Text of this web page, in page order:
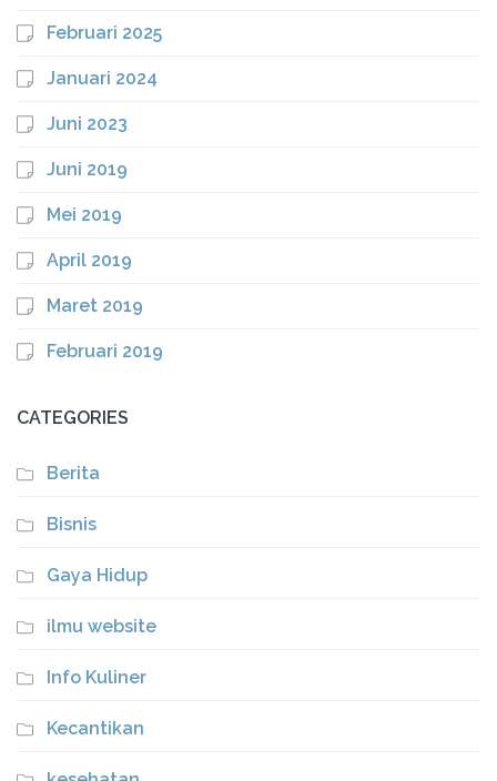
Februari 2025
Januari 2024
Juni 2023
Juni 2019
Mei 2019
April 2019
Maret 2019
Februari 2019
CATEGORIES
Berita
Bisnis
Gaya Hidup
ilmu website
Info Kuliner
Kecantikan